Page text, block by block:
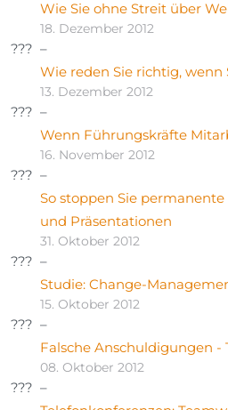
Wie Sie ohne Streit über
18. Dezember 2012
Wie reden Sie richtig, wenn
13. Dezember 2012
Wenn Führungskräfte
16. November 2012
So stoppen Sie
und Präsentationen
31. Oktober 2012
Studie: Change-
15. Oktober 2012
Falsche Anschuldigungen -
08. Oktober 2012